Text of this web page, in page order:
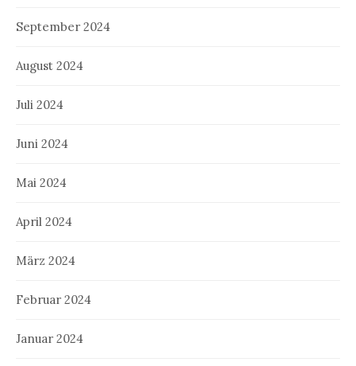
September 2024
August 2024
Juli 2024
Juni 2024
Mai 2024
April 2024
März 2024
Februar 2024
Januar 2024